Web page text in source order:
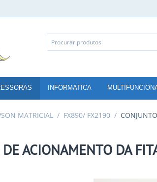
INFORMATICA
MATRICIAL / FX890/ FX2190 /
ACIONAMENTO DA